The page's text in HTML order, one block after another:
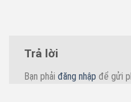
Trả lời
Bạn phải đăng nhập để gửi